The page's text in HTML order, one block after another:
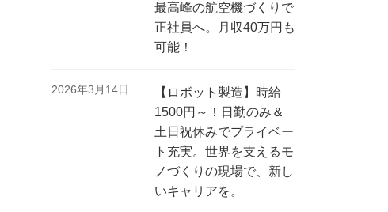
最高峰の航空機づくりで
正社員へ。月収40万円も
可能！
2026年3月14日
【ロボット製造】時給
1500円～！日勤のみ＆
土日祝休みでプライベー
ト充実。世界を支えるモ
ノづくりの現場で、新し
いキャリアを。